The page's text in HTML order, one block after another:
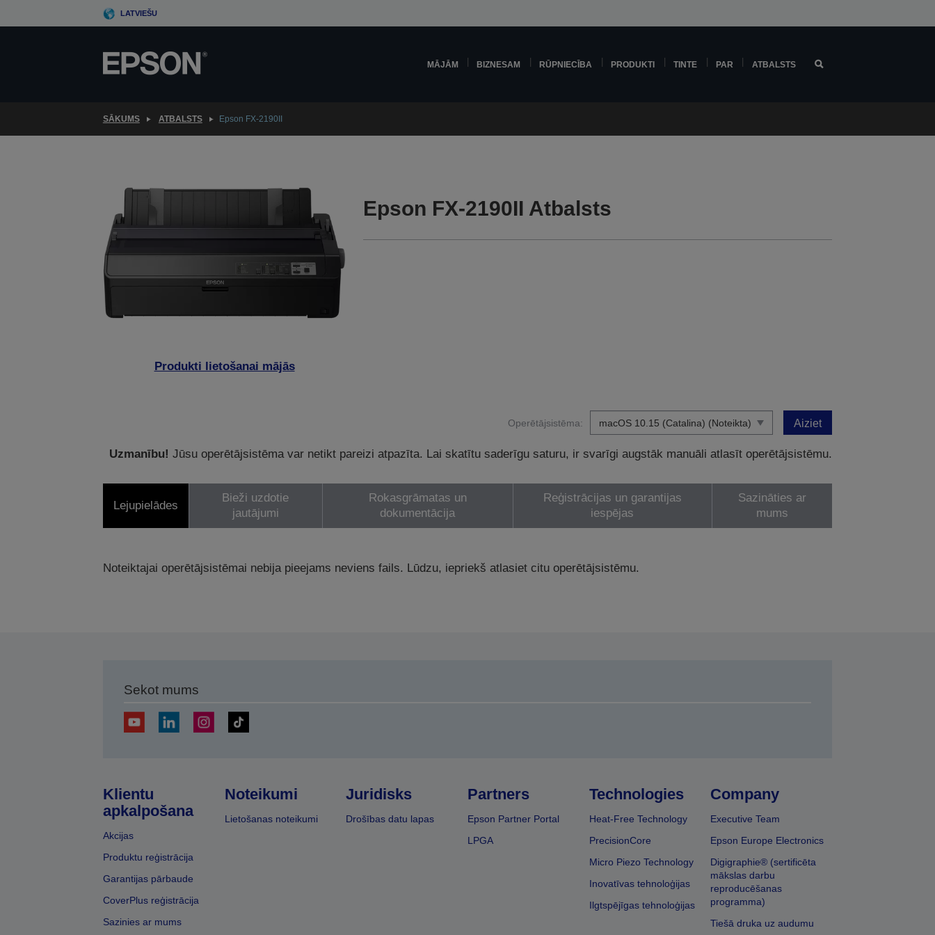
to
LATVIEŠU
MĀJĀM BIZNESAM RŪPNIECĪBA PRODUKTI TINTE PAR ATBALSTS
SĀKUMS ATBALSTS Epson FX-2190II
Produkti lietošanai mājās
Epson FX-2190II Atbalsts
Operētājsistēma: Aiziet
Uzmanību! Jūsu operētājsistēma var netikt pareizi atpazīta. Lai skatītu saderīgu saturu, ir svarīgi augstāk manuāli atlasīt operētājsistēmu.
Lejupielādes
Bieži uzdotie
jautājumi
Rokasgrāmatas un
dokumentācija
Reģistrācijas un garantijas
iespējas
Sazināties ar
mums
Noteiktajai operētājsistēmai nebija pieejams neviens fails. Lūdzu, iepriekš atlasiet citu operētājsistēmu.
Sekot mums
Klientu
apkalpošana
Akcijas
Produktu reģistrācija
Garantijas pārbaude
CoverPlus reģistrācija
Sazinies ar mums
Noteikumi
Lietošanas noteikumi
Juridisks
Drošības datu lapas
Partners
Epson Partner Portal
LPGA
Technologies
Heat-Free Technology
PrecisionCore
Micro Piezo Technology
Inovatīvas tehnoloģijas
Ilgtspējīgas tehnoloģijas
Company
Executive Team
Epson Europe Electronics
Digigraphie® (sertificēta
mākslas darbu
reproducēšanas
programma)
Tiešā druka uz audumu